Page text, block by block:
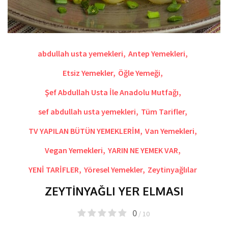
abdullah usta yemekleri, Antep Yemekleri,
Etsiz Yemekler, Öğle Yemeği,
Şef Abdullah Usta İle Anadolu Mutfağı,
sef abdullah usta yemekleri, Tüm Tarifler,
TV YAPILAN BÜTÜN YEMEKLERİM, Van Yemekleri,
Vegan Yemekleri, YARIN NE YEMEK VAR,
YENİ TARİFLER, Yöresel Yemekler, Zeytinyağlılar
ZEYTİNYAĞLI YER ELMASI
0/ 10